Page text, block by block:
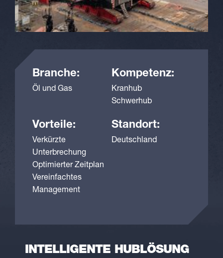
Branche:
Öl und Gas
Kompetenz:
Kranhub
Schwerhub
Vorteile:
Verkürzte
Unterbrechung
Optimierter Zeitplan
Vereinfachtes
Management
Standort:
Deutschland
INTELLIGENTE HUBLÖSUNG